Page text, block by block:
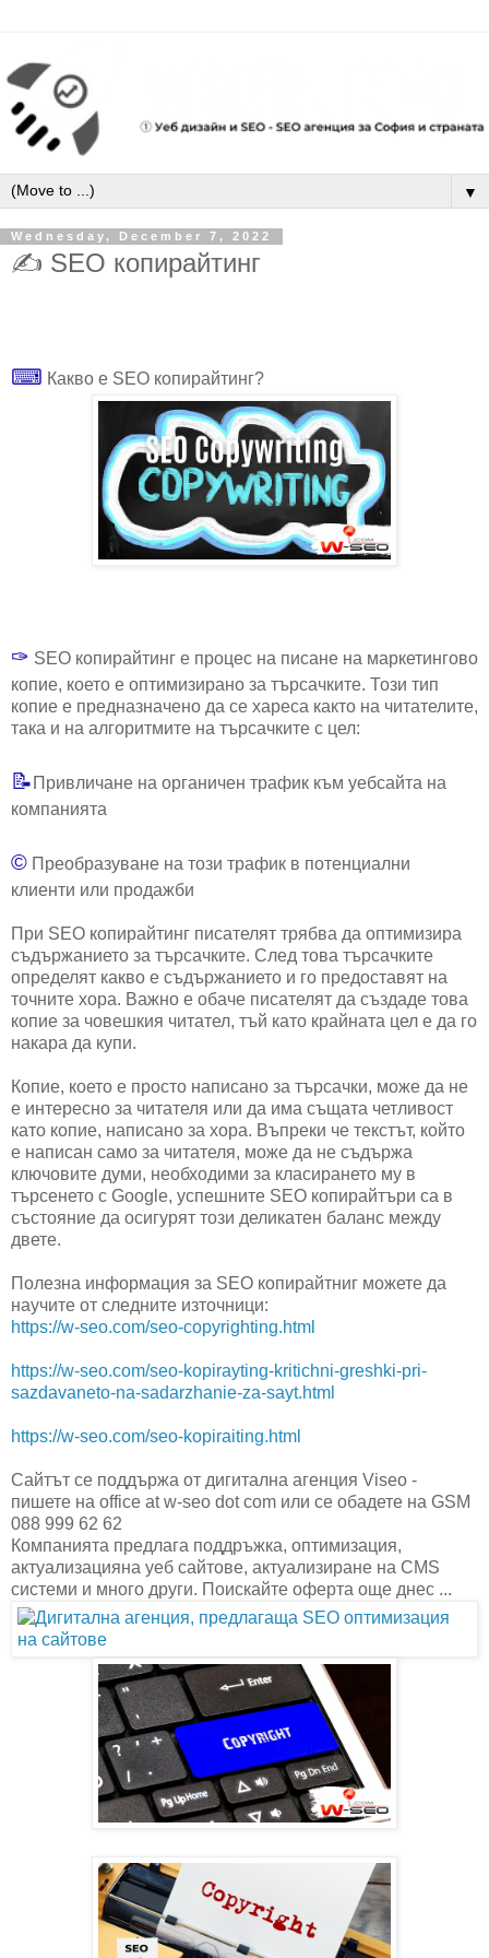
▼
Wednesday, December 7, 2022
✍ SEO копирайтинг
⌨ Какво е SEO копирайтинг?
✑ SEO копирайтинг е процес на писане на маркетингово
копие, което е оптимизирано за търсачките. Този тип
копие е предназначено да се хареса както на читателите,
така и на алгоритмите на търсачките с цел:
📝 Привличане на органичен трафик към уебсайта на
компанията
© Преобразуване на този трафик в потенциални
клиенти или продажби
При SEO копирайтинг писателят трябва да оптимизира
съдържанието за търсачките. След това търсачките
определят какво е съдържанието и го предоставят на
точните хора. Важно е обаче писателят да създаде това
копие за човешкия читател, тъй като крайната цел е да го
накара да купи.
Копие, което е просто написано за търсачки, може да не
е интересно за читателя или да има същата четливост
като копие, написано за хора. Въпреки че текстът, който
е написан само за читателя, може да не съдържа
ключовите думи, необходими за класирането му в
търсенето с Google, успешните SEO копирайтъри са в
състояние да осигурят този деликатен баланс между
двете.
Полезна информация за SEO копирайтниг можете да
научите от следните източници:
https://w-seo.com/seo-copyrighting.html
https://w-seo.com/seo-kopirayting-kritichni-greshki-pri-
sazdavaneto-na-sadarzhanie-za-sayt.html
https://w-seo.com/seo-kopiraiting.html
Сайтът се поддържа от дигитална агенция Viseo -
пишете на office at w-seo dot com или се обадете на GSM
088 999 62 62
Компанията предлага поддръжка, оптимизация,
актуализацияна уеб сайтове, актуализиране на CMS
системи и много други. Поискайте оферта още днес ...